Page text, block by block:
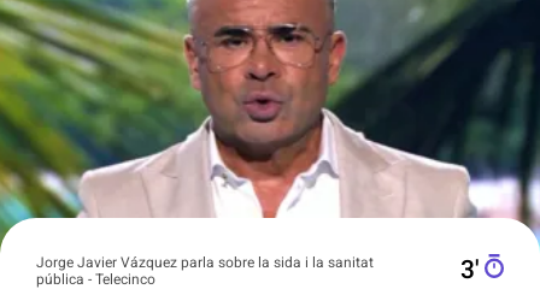
Jorge Javier Vázquez parla sobre la sida i la sanitat
pública - Telecinco
3′